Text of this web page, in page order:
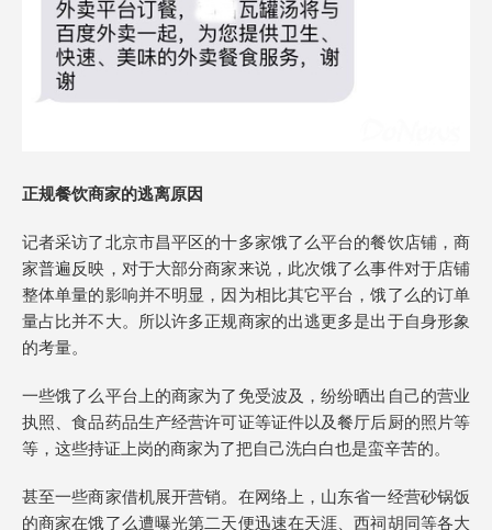
正规餐饮商家的逃离原因
记者采访了北京市昌平区的十多家饿了么平台的餐饮店铺，商
家普遍反映，对于大部分商家来说，此次饿了么事件对于店铺
整体单量的影响并不明显，因为相比其它平台，饿了么的订单
量占比并不大。所以许多正规商家的出逃更多是出于自身形象
的考量。
一些饿了么平台上的商家为了免受波及，纷纷晒出自己的营业
执照、食品药品生产经营许可证等证件以及餐厅后厨的照片等
等，这些持证上岗的商家为了把自己洗白白也是蛮辛苦的。
甚至一些商家借机展开营销。在网络上，山东省一经营砂锅饭
的商家在饿了么遭曝光第二天便迅速在天涯、西祠胡同等各大